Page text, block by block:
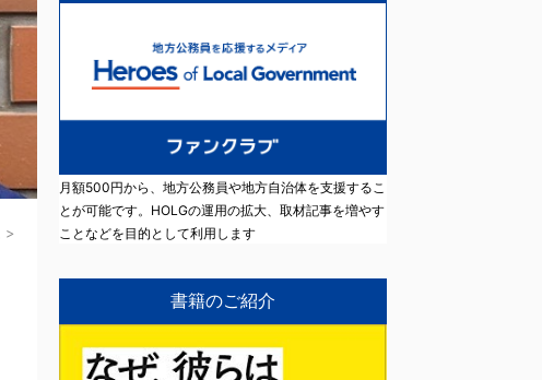
>
月額500円から、地方公務員や地方自治体を支援するこ
とが可能です。HOLGの運用の拡大、取材記事を増やす
ことなどを目的として利用します
書籍のご紹介